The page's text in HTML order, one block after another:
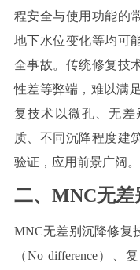
程安全与使用功能的
地下水位变化等均可
全事故。传统修复技
性差等弊端，难以满
复技术以微孔、无
质、不同沉降程度建
验证，应用前景广阔。
二、 MNC无差
MNC无差别沉降修复
（No difference）、